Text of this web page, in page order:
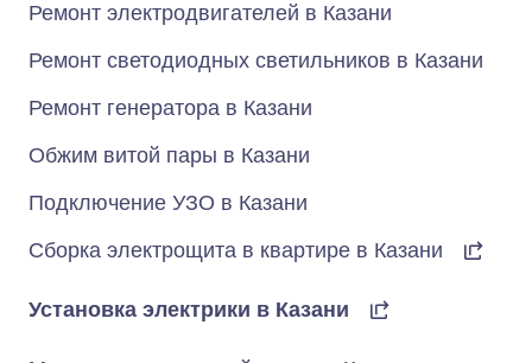
Ремонт электродвигателей в Казани
Ремонт светодиодных светильников в Казани
Ремонт генератора в Казани
Обжим витой пары в Казани
Подключение УЗО в Казани
Сборка электрощита в квартире в Казани
Установка электрики в Казани